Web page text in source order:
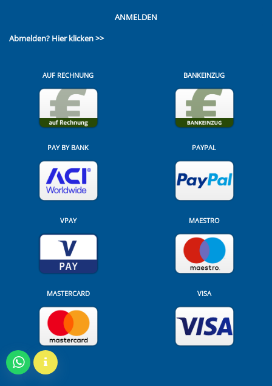
ANMELDEN
Abmelden? Hier klicken >>
AUF RECHNUNG BANKEINZUG
PAY BY BANK PAYPAL
VPAY MAESTRO
MASTERCARD VISA